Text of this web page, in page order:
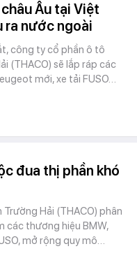
Âu tại Việt
ra nước ngoài
công ty cổ phần ô tô
(THACO) sẽ lắp ráp các
mới, xe tải FUSO…
đua thị phần khó
Trường Hải (THACO) phân
các thương hiệu BMW,
mở rộng quy mô…